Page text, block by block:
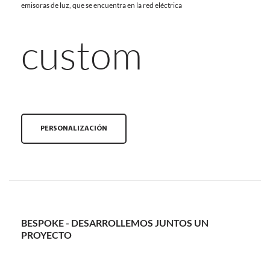
emisoras de luz, que se encuentra en la red eléctrica
custom
PERSONALIZACIÓN
BESPOKE - DESARROLLEMOS JUNTOS UN
PROYECTO